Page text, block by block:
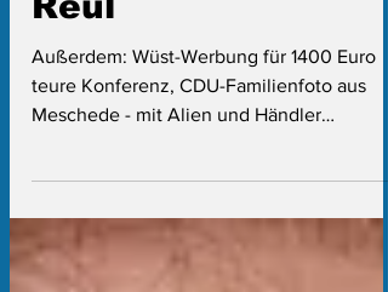
Angels verklagen
Reul
Außerdem: Wüst-Werbung für 1400 Euro
Meschede - mit Alien und Händler
rebellieren gegen Umbaupläne für die Kö